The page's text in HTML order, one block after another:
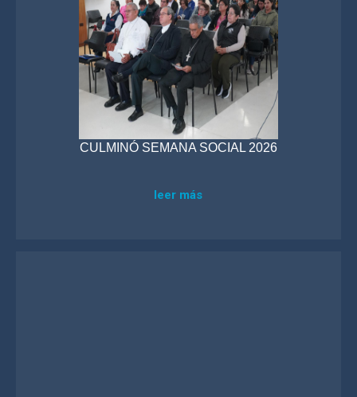
CULMINÓ SEMANA SOCIAL 2026
leer más